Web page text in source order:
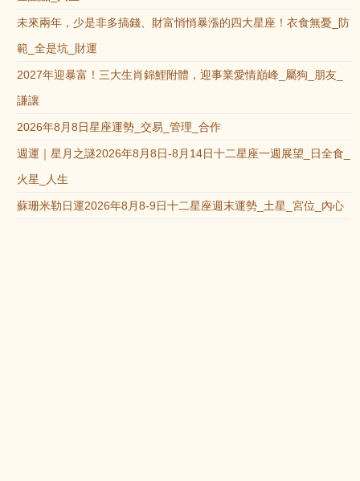
未來兩年，少是非多搞錢、財富悄悄暴漲的四大星座！衣食無憂_防
範_全是坑_財運
2027年迎暴富！三大生肖錦鯉附體，迎事業愛情巔峰_屬狗_朋友_
謙讓
2026年8月8日星座運勢_交易_管理_合作
週運｜星月之謎2026年8月8日-8月14日十二星座一週展望_日全食_
火星_人生
蘇珊米勒日運2026年8月8-9日十二星座週末運勢_土星_宮位_內心